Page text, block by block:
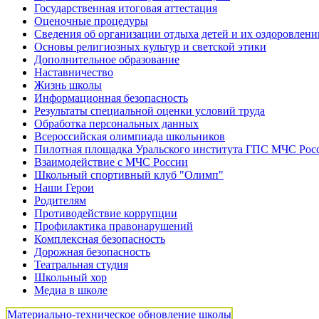
Государственная итоговая аттестация
Оценочные процедуры
Сведения об организации отдыха детей и их
Основы религиозных культур и светской этики
Дополнительное образование
Наставничество
Жизнь школы
Информационная безопасность
Результаты специальной оценки условий труда
Обработка персональных данных
Всероссийская олимпиада школьников
Пилотная площадка Уральского института ГПС МЧС
Взаимодействие с МЧС России
Школьный спортивный клуб "Олимп"
Наши Герои
Родителям
Противодействие коррупции
Профилактика правонарушений
Комплексная безопасность
Дорожная безопасность
Театральная студия
Школьный хор
Медиа в школе
Материально-техническое обновление школы